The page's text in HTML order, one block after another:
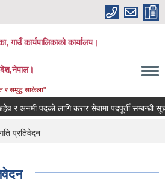
गाउँ कार्यपालिकाको कार्यालय।
समृद्ध साकेला"
र अनमी पदको लागि करार सेवामा पदपूर्ती सम्बन्धी सूचना
प्रतिवेदन